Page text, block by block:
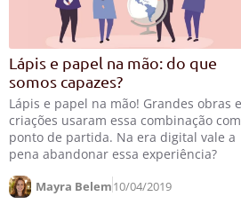
Lápis e papel na mão: do que
somos capazes?
Lápis e papel na mão! Grandes obras e
criações usaram essa combinação
ponto de partida. Na era digital vale a
pena abandonar essa experiência?
Mayra Belem10/04/2019